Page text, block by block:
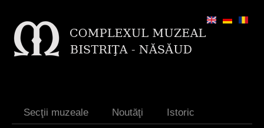
Secţii muzeale Noutăţi
Istoric